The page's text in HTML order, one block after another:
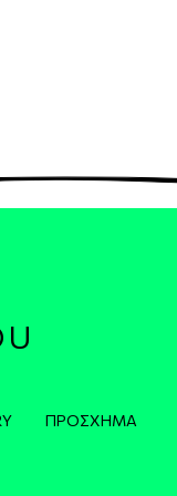
ΠΡΌΣΧΗΜΑ